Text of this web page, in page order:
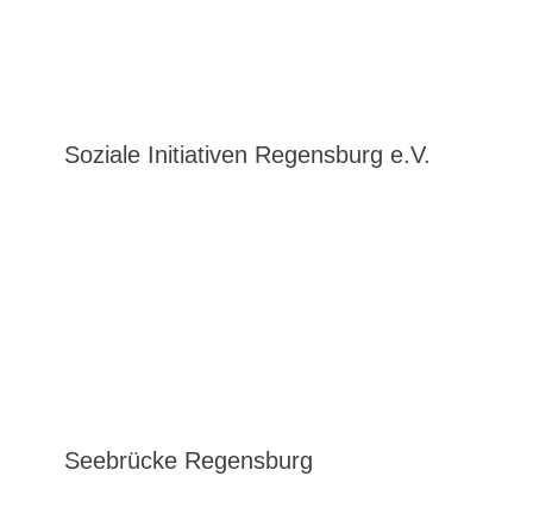
Soziale Initiativen Regensburg e.V.
Seebrücke Regensburg